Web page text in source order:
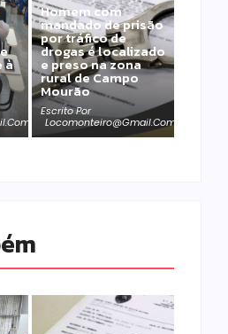
à
Homem com
mandado de prisão
por tráfico de
drogas é localizado
e preso na zona
rural de Campo
Mourão
Escrito Por
Locomonteiro@gmail.com